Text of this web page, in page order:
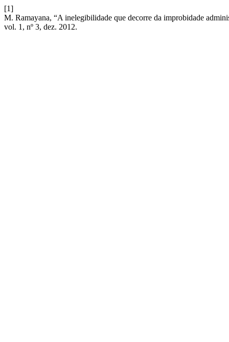
[1]
M. Ramayana, “A inelegibilidade que decorre da improbidade
vol. 1, nº 3, dez. 2012.